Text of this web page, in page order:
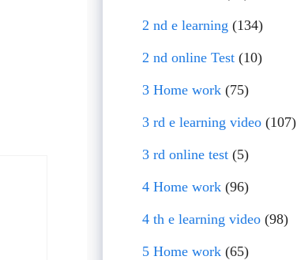
2 nd e learning (134)
2 nd online Test(10)
3 Home work(75)
3 rd e learning video(107)
3 rd online test(5)
4 Home work(96)
4 th e learning video(98)
5 Home work(65)